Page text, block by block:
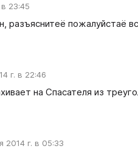
23:45
разъяснитеё пожалуйстаё
г. в 22:46
на Спасателя из
2014 г. в 05:33